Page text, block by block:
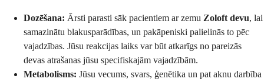
Dozēšana: Ārsti parasti sāk pacientiem ar zemu Zoloft devu, lai
samazinātu blakusparādības, un pakāpeniski palielinās to pēc
vajadzības. Jūsu reakcijas laiks var būt atkarīgs no pareizās
devas atrašanas jūsu specifiskajām vajadzībām.
Metabolisms: Jūsu vecums, svars, ģenētika un pat aknu darbība